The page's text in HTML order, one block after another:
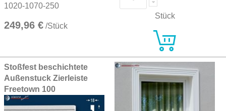
1020-1070-250
249,96 € /Stück
Stück
Stoßfest beschichtete
Außenstuck Zierleiste
Freetown 100